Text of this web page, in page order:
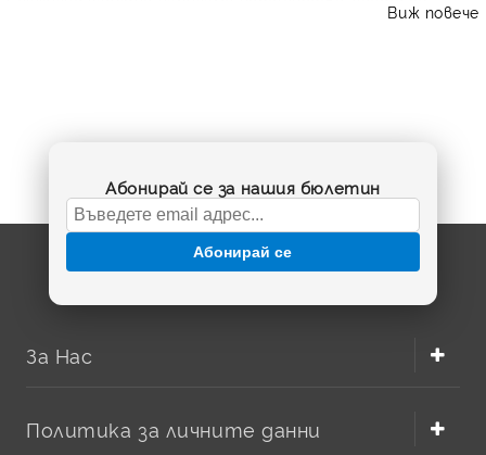
използва все повече от съвременните потребители. То
джаджи. На пазара се предлагат редица модели
универсално безжично зарядно устройство.
Въпросните модели универсално безжично зарядно
устройство са способни да работят еднакво
ефективно с почти всички видове батерии. Ако
закупите подобен модел универсално безжично зарядно
зарядно
Виж повече
Абонирай се за нашия бюлетин
Абонирай се
За Нас
Политика за личните данни